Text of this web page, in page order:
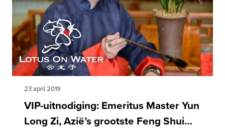
23 april 2019
VIP-uitnodiging: Emeritus Master Yun
Long Zi, Azië’s grootste Feng Shui